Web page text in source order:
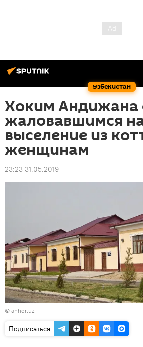
Узбекистан
Хоким Андижана
жаловавшимся
выселение из
женщинам
23:23 31.05.2019
© anhor.uz
Подписаться